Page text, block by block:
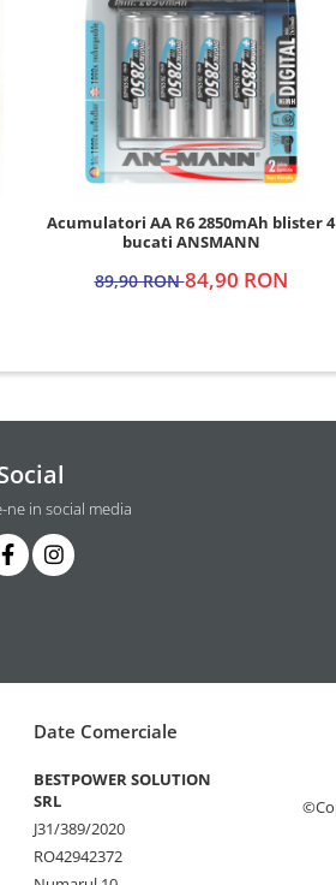
Acumulatori AA R6 2850mAh blister 4
bucati ANSMANN
89,90 RON84,90 RON
ne in social media
Date Comerciale
BESTPOWER SOLUTION
SRL
J31/389/2020
RO42942372